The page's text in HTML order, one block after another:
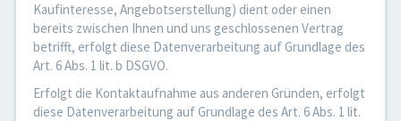
Kaufinteresse, Angebotserstellung) dient oder einen
bereits zwischen Ihnen und uns geschlossenen Vertrag
betrifft, erfolgt diese Datenverarbeitung auf Grundlage des
Art. 6 Abs. 1 lit. b DSGVO.
Erfolgt die Kontaktaufnahme aus anderen Gründen, erfolgt
diese Datenverarbeitung auf Grundlage des Art. 6 Abs. 1 lit.